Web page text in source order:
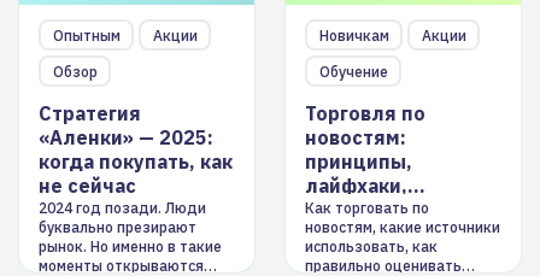
Опытным
Акции
Обзор
Стратегия
«Аленки» — 2025:
когда покупать, как
не сейчас
2024 год позади. Люди
буквально презирают
рынок. Но именно в такие
моменты открываются
Новичкам
Акции
Обучение
Торговля по
новостям:
принципы,
лайфхаки,
инструменты
Как торговать по
новостям, какие источники
использовать, как
правильно оценивать